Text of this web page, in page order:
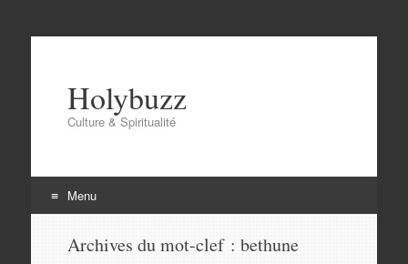
Holybuzz
Culture & Spiritualité
Menu
Archives du mot-clef : bethune